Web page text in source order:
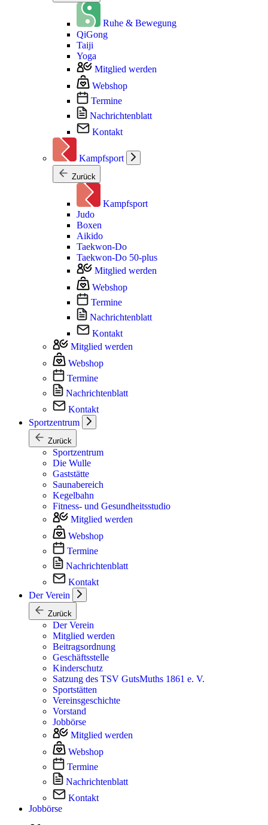
Ruhe & Bewegung
QiGong
Taiji
Yoga
Mitglied werden
Webshop
Termine
Nachrichtenblatt
Kontakt
Kampfsport
Zurück
Kampfsport
Judo
Boxen
Aikido
Taekwon-Do
Taekwon-Do 50-plus
Mitglied werden
Webshop
Termine
Nachrichtenblatt
Kontakt
Mitglied werden
Webshop
Termine
Nachrichtenblatt
Kontakt
Sportzentrum
Zurück
Sportzentrum
Die Wulle
Gaststätte
Saunabereich
Kegelbahn
Fitness- und Gesundheitsstudio
Mitglied werden
Webshop
Termine
Nachrichtenblatt
Kontakt
Der Verein
Zurück
Der Verein
Mitglied werden
Beitragsordnung
Geschäftsstelle
Kinderschutz
Satzung des TSV GutsMuths 1861 e. V.
Sportstätten
Vereinsgeschichte
Vorstand
Jobbörse
Mitglied werden
Webshop
Termine
Nachrichtenblatt
Kontakt
Jobbörse